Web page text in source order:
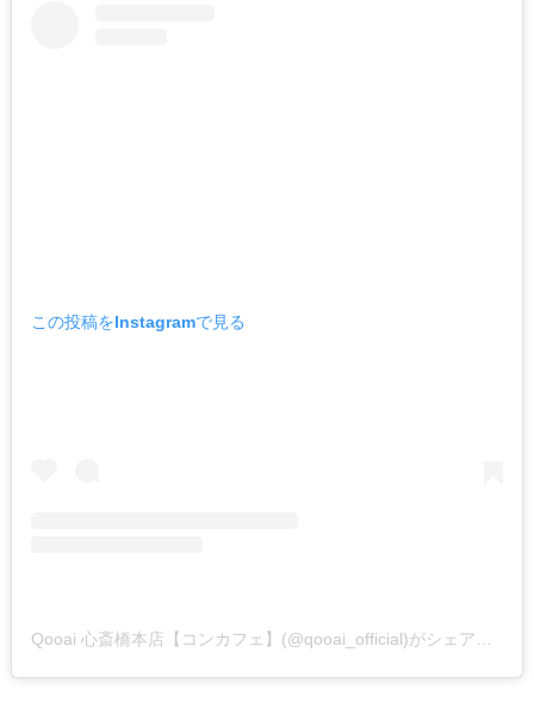
この投稿をInstagramで見る